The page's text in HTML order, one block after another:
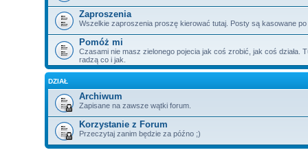
Zaproszenia
Wszelkie zaproszenia proszę kierować tutaj. Posty są kasowane po
Pomóż mi
Czasami nie masz zielonego pojecia jak coś zrobić, jak coś działa.
radzą co i jak.
DZIAŁ
Archiwum
Zapisane na zawsze wątki forum.
Korzystanie z Forum
Przeczytaj zanim będzie za późno ;)